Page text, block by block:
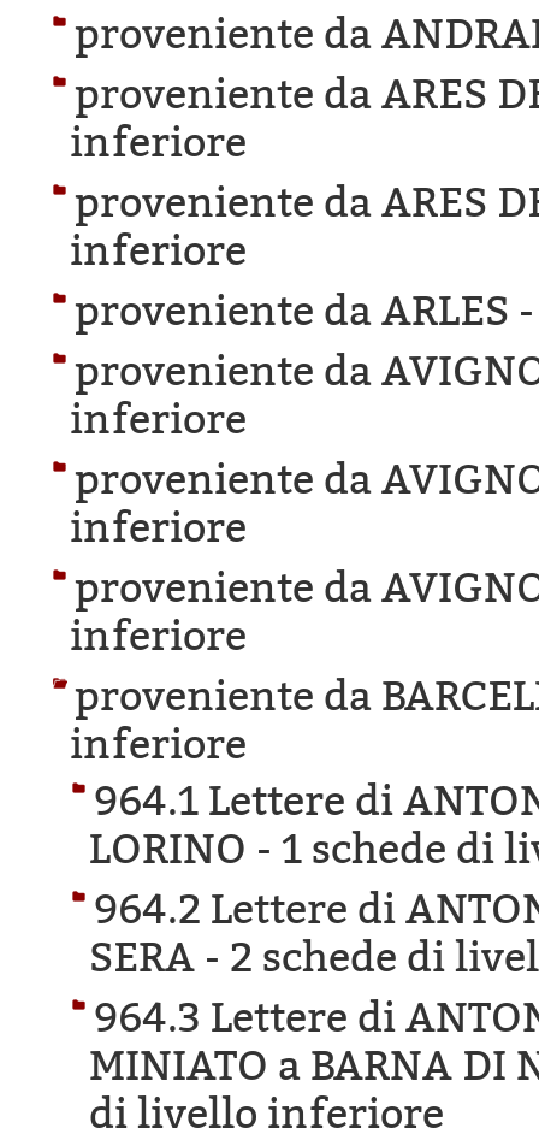
proveniente da
proveniente da ARES
inferiore
proveniente da ARES
inferiore
proveniente da ARLES
proveniente da
inferiore
proveniente da
inferiore
proveniente da
inferiore
proveniente da
inferiore
964.1 Lettere di
LORINO - 1 schede di
964.2 Lettere di
SERA - 2 schede di
964.3 Lettere di
MINIATO a BARNA DI
di livello inferiore